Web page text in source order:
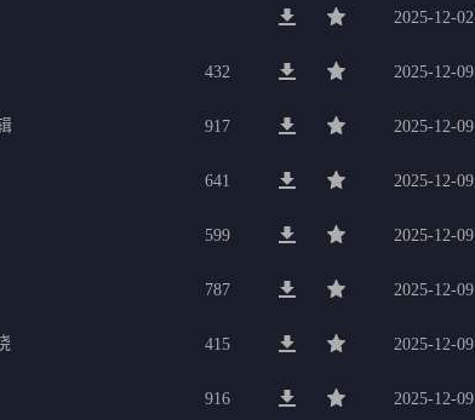
2025-12-02
432 2025-12-09
917 2025-12-09
641 2025-12-09
599 2025-12-09
787 2025-12-09
415 2025-12-09
916 2025-12-09